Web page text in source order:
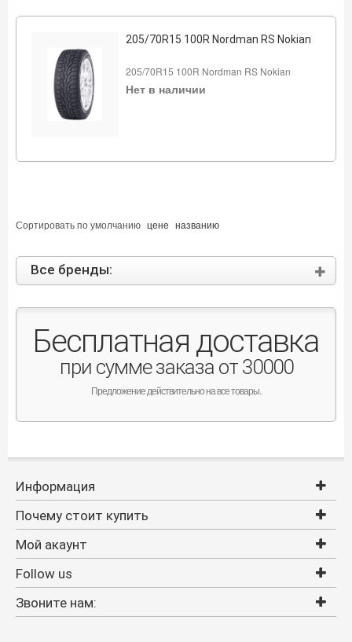
205/70R15 100R Nordman RS Nokian
205/70R15 100R Nordman RS Nokian
Нет в наличии
Сортировать поумолчанию цене названию
Все бренды:
Бесплатная доставка
при сумме заказа от 30000
Предложение действительно на все товары.
Информация
Почему стоит купить
Мой акаунт
Follow us
Звоните нам: